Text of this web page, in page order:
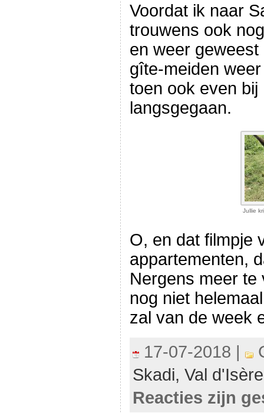
Voordat ik naar
trouwens ook
en weer
gîte-meiden
toen ook even bij
langsgegaan.
Jullie
O, en dat filmpje
appartementen,
Nergens meer te
nog niet
zal van de week
17-07-2018 |
Skadi, Val d'Isère
Reacties zijn